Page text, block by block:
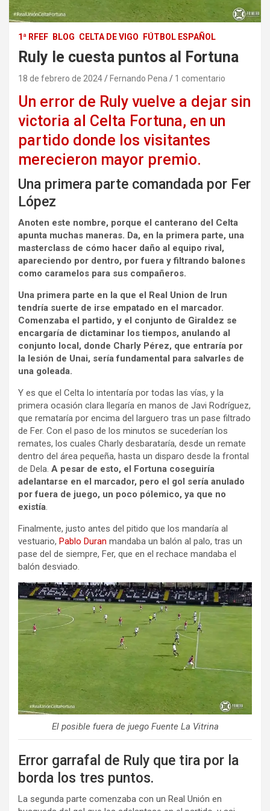
1ª RFEF BLOG CELTA DE VIGO FÚTBOL ESPAÑOL
Ruly le cuesta puntos al Fortuna
18 de febrero de 2024 Fernando Pena 1 comentario
Un error de Ruly vuelve a dejar sin
victoria al Celta Fortuna, en un
partido donde los visitantes
merecieron mayor premio.
Una primera parte comandada por Fer
López
Anoten este nombre, porque el canterano del Celta
apunta muchas maneras. Da, en la primera parte, una
masterclass de cómo hacer daño al equipo rival,
apareciendo por dentro, por fuera y filtrando balones
como caramelos para sus compañeros.
Una primera parte en la que el Real Union de Irun
tendría suerte de irse empatado en el marcador.
Comenzaba el partido, y el conjunto de Giraldez se
encargaría de dictaminar los tiempos, anulando al
conjunto local, donde Charly Pérez, que entraría por
la lesión de Unai, sería fundamental para salvarles de
una goleada.
Y es que el Celta lo intentaría por todas las vías, y la
primera ocasión clara llegaría en manos de Javi Rodríguez,
que remataría por encima del larguero tras un pase filtrado
de Fer. Con el paso de los minutos se sucederían los
remates, los cuales Charly desbarataría, desde un remate
dentro del área pequeña, hasta un disparo desde la frontal
de Dela. A pesar de esto, el Fortuna coseguiría
adelantarse en el marcador, pero el gol sería anulado
por fuera de juego, un poco pólemico, ya que no
existía.
Finalmente, justo antes del pitido que los mandaría al
vestuario, Pablo Duran mandaba un balón al palo, tras un
pase del de siempre, Fer, que en el rechace mandaba el
balón desviado.
El posible fuera de juego Fuente La Vitrina
Error garrafal de Ruly que tira por la
borda los tres puntos.
La segunda parte comenzaba con un Real Unión en